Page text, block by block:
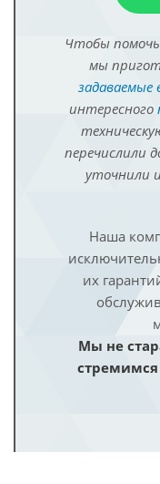
Чтобы
мы
задаваемые
интересного
перечислили
уточнили
Наша
их
Мы не